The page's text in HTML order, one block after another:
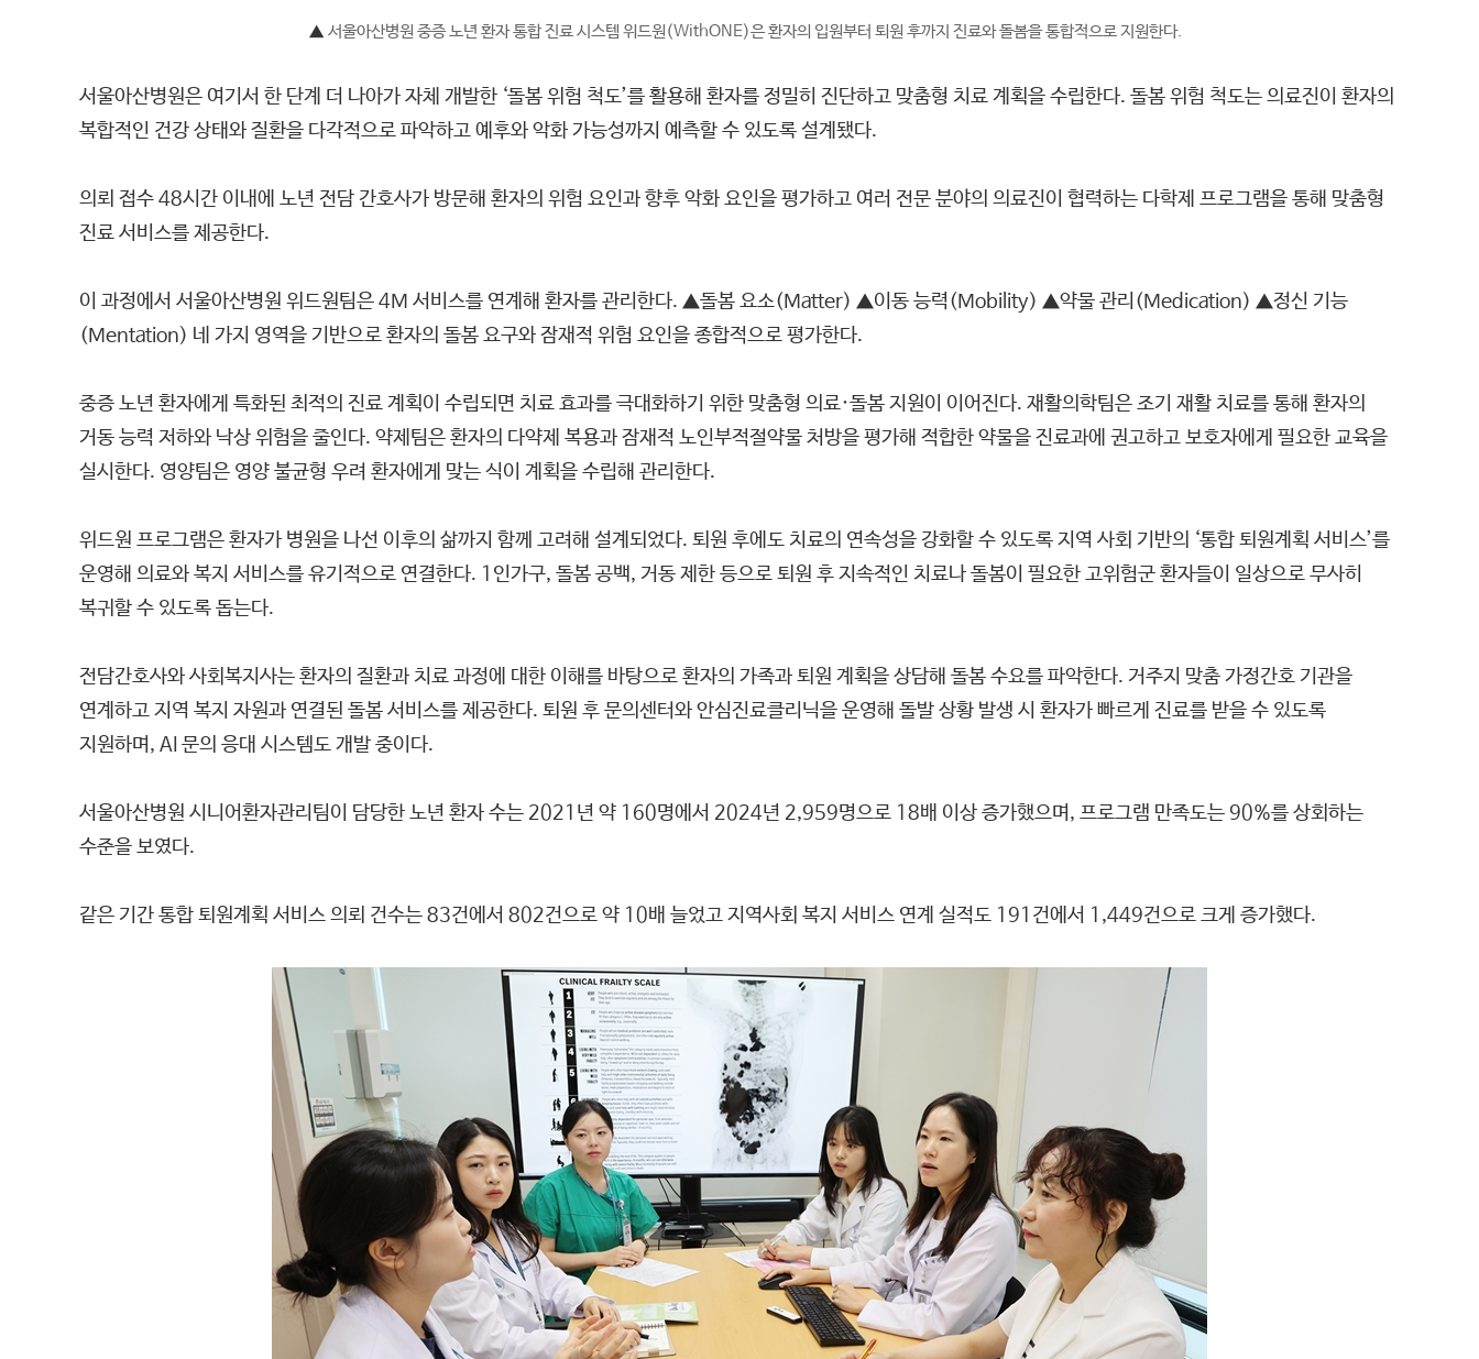
▲ 서울아산병원 중증 노년 환자 통합 진료 시스템 위드원(WithONE)은 환자의 입원부터 퇴원 후까지 진료와 돌봄을 통합적으로 지원한다.
서울아산병원은 여기서 한 단계 더 나아가 자체 개발한 ‘돌봄 위험 척도’를 활용해 환자를 정밀히 진단하고 맞춤형 치료 계획을 수립한다. 돌봄 위험 척도는 의료진이 환자의
복합적인 건강 상태와 질환을 다각적으로 파악하고 예후와 악화 가능성까지 예측할 수 있도록 설계됐다.
의뢰 접수 48시간 이내에 노년 전담 간호사가 방문해 환자의 위험 요인과 향후 악화 요인을 평가하고 여러 전문 분야의 의료진이 협력하는 다학제 프로그램을 통해 맞춤형
진료 서비스를 제공한다.
이 과정에서 서울아산병원 위드원팀은 4M 서비스를 연계해 환자를 관리한다. ▲돌봄 요소(Matter) ▲이동 능력(Mobility) ▲약물 관리(Medication) ▲정신 기능
(Mentation) 네 가지 영역을 기반으로 환자의 돌봄 요구와 잠재적 위험 요인을 종합적으로 평가한다.
중증 노년 환자에게 특화된 최적의 진료 계획이 수립되면 치료 효과를 극대화하기 위한 맞춤형 의료·돌봄 지원이 이어진다. 재활의학팀은 조기 재활 치료를 통해 환자의
거동 능력 저하와 낙상 위험을 줄인다. 약제팀은 환자의 다약제 복용과 잠재적 노인부적절약물 처방을 평가해 적합한 약물을 진료과에 권고하고 보호자에게 필요한 교육을
실시한다. 영양팀은 영양 불균형 우려 환자에게 맞는 식이 계획을 수립해 관리한다.
위드원 프로그램은 환자가 병원을 나선 이후의 삶까지 함께 고려해 설계되었다. 퇴원 후에도 치료의 연속성을 강화할 수 있도록 지역 사회 기반의 ‘통합 퇴원계획 서비스’를
운영해 의료와 복지 서비스를 유기적으로 연결한다. 1인가구, 돌봄 공백, 거동 제한 등으로 퇴원 후 지속적인 치료나 돌봄이 필요한 고위험군 환자들이 일상으로 무사히
복귀할 수 있도록 돕는다.
전담간호사와 사회복지사는 환자의 질환과 치료 과정에 대한 이해를 바탕으로 환자의 가족과 퇴원 계획을 상담해 돌봄 수요를 파악한다. 거주지 맞춤 가정간호 기관을
연계하고 지역 복지 자원과 연결된 돌봄 서비스를 제공한다. 퇴원 후 문의센터와 안심진료클리닉을 운영해 돌발 상황 발생 시 환자가 빠르게 진료를 받을 수 있도록
지원하며, AI 문의 응대 시스템도 개발 중이다.
서울아산병원 시니어환자관리팀이 담당한 노년 환자 수는 2021년 약 160명에서 2024년 2,959명으로 18배 이상 증가했으며, 프로그램 만족도는 90%를 상회하는
수준을 보였다.
같은 기간 통합 퇴원계획 서비스 의뢰 건수는 83건에서 802건으로 약 10배 늘었고 지역사회 복지 서비스 연계 실적도 191건에서 1,449건으로 크게 증가했다.